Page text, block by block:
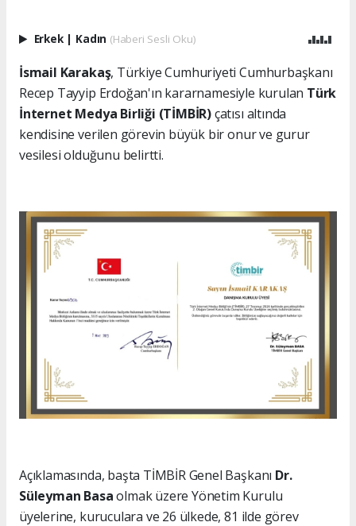
Erkek | Kadın (Haberi Sesli Oku)
İsmail Karakaş, Türkiye Cumhuriyeti Cumhurbaşkanı
Recep Tayyip Erdoğan'ın kararnamesiyle kurulan Türk
İnternet Medya Birliği (TİMBİR)çatısı altında
kendisine verilen görevin büyük bir onur ve gurur
vesilesi olduğunu belirtti.
Açıklamasında, başta TİMBİR Genel Başkanı Dr.
Süleyman Basaolmak üzere Yönetim Kurulu
üyelerine, kuruculara ve 26 ülkede, 81 ilde görev